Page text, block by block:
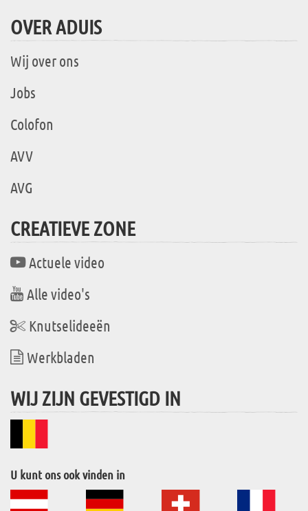
OVER ADUIS
Wij over ons
Jobs
Colofon
AVV
AVG
CREATIEVE ZONE
Actuele video
Alle video's
Knutselideeën
Werkbladen
WIJ ZIJN GEVESTIGD IN
U kunt ons ook vinden in